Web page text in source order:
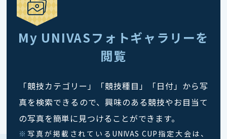
My UNIVASフォトギャラリーを
閲覧
「競技カテゴリー」「競技種目」「日付」から写
真を検索できるので、興味のある競技やお目当て
の写真を簡単に見つけることができます。
※ 写真が掲載されているUNIVAS CUP指定大会は、